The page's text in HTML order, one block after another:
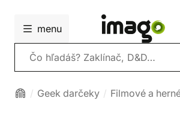
menu
Vyhľadávanie
Geek darčeky Filmové a